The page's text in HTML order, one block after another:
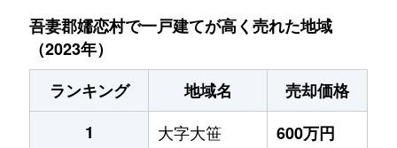
吾妻郡嬬恋村で一戸建てが高く売れた地域
（2023年）
ランキング
地域名
売却価格
1
大字大笹
600万円